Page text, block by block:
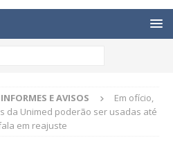
INFORMES E AVISOS
Em ofício,
da Unimed poderão ser usadas até
em reajuste